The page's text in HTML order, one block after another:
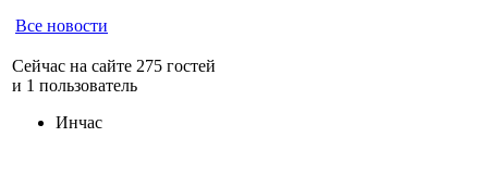
Все новости
Сейчас на сайте 275 гостей
и 1 пользователь
Инчас